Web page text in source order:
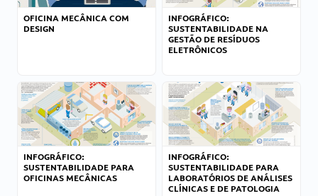
OFICINA MECÂNICA COM
DESIGN
INFOGRÁFICO:
SUSTENTABILIDADE NA
GESTÃO DE RESÍDUOS
ELETRÔNICOS
INFOGRÁFICO:
SUSTENTABILIDADE PARA
OFICINAS MECÂNICAS
INFOGRÁFICO:
SUSTENTABILIDADE PARA
LABORATÓRIOS DE ANÁLISES
CLÍNICAS E DE PATOLOGIA